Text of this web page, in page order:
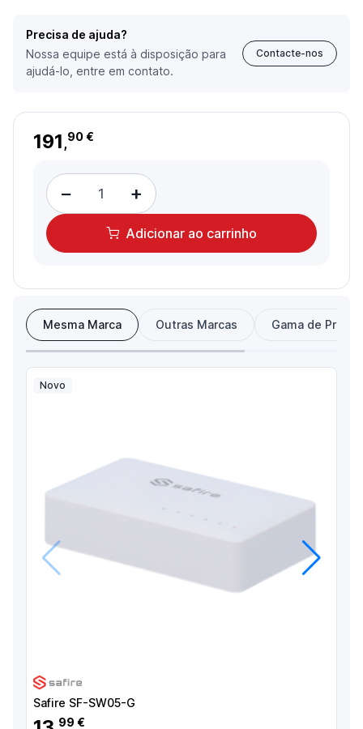
Precisa de ajuda?
Nossa equipe está à disposição para
ajudá-lo, entre em contato.
Contacte-nos
191 ,90 €
− +
Adicionar ao carrinho
Mesma Marca Outras Marcas Gama de Preço
Anterior Próximo
Novo
Safire SF-SW05-G
99 €